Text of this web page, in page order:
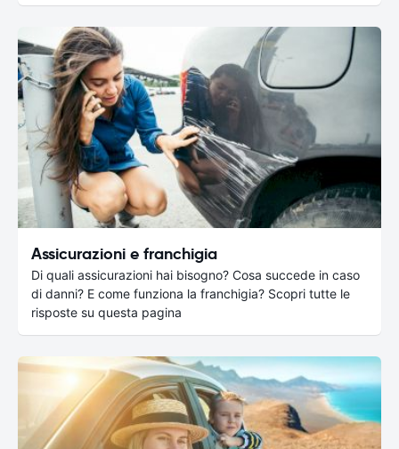
Assicurazioni e franchigia
Di quali assicurazioni hai bisogno? Cosa succede in caso
di danni? E come funziona la franchigia? Scopri tutte le
risposte su questa pagina